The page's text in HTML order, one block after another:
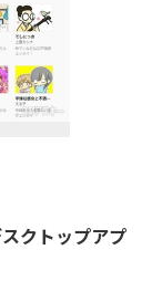
クトップアプ